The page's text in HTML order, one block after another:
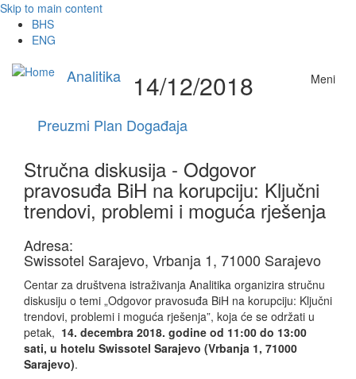
Skip to main content
BHS
ENG
Analitika Meni
14/12/2018
Preuzmi Plan Događaja
Stručna diskusija - Odgovor
pravosuđa BiH na korupciju: Ključni
trendovi, problemi i moguća rješenja
Adresa:
Swissotel Sarajevo, Vrbanja 1, 71000 Sarajevo
Centar za društvena istraživanja Analitika organizira stručnu
diskusiju o temi „Odgovor pravosuđa BiH na korupciju: Ključni
trendovi, problemi i moguća rješenja”, koja će se održati u
petak, 14. decembra 2018. godine od 11:00 do 13:00
sati, u hotelu Swissotel Sarajevo (Vrbanja 1, 71000
Sarajevo).